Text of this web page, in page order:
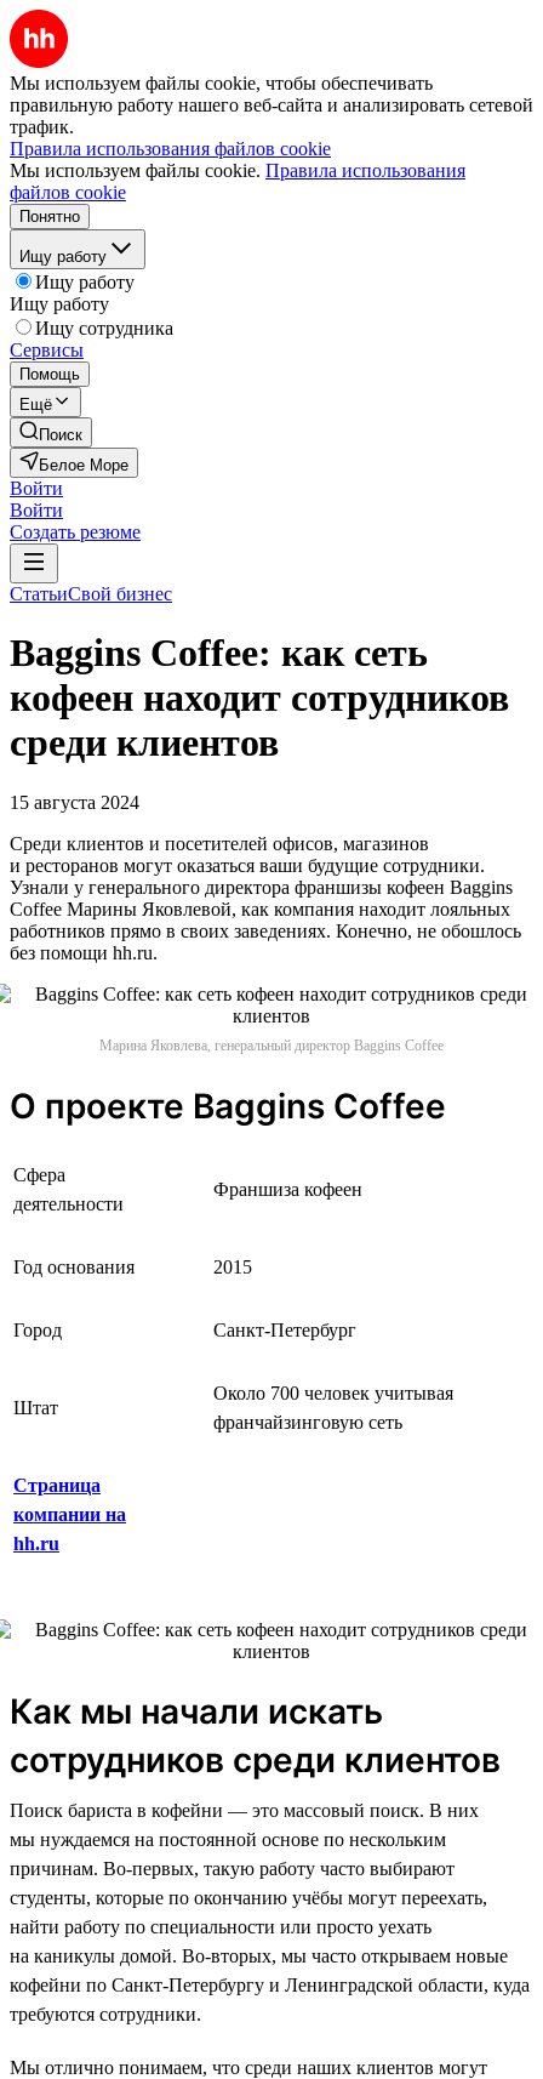
Мы используем файлы cookie, чтобы обеспечивать
правильную работу нашего веб-сайта и анализировать сетевой
трафик.
Правила использования файлов cookie
Мы используем файлы cookie. Правила использования
файлов cookie
Понятно
Ищу работу
Ищу работу
Ищу работу
Ищу сотрудника
Сервисы
Помощь
Ещё
Поиск
Белое Море
Войти
Войти
Создать резюме
СтатьиСвой бизнес
Baggins Coffee: как сеть
кофеен находит сотрудников
среди клиентов
15 августа 2024
Среди клиентов и посетителей офисов, магазинов
и ресторанов могут оказаться ваши будущие сотрудники.
Узнали у генерального директора франшизы кофеен Baggins
Coffee Марины Яковлевой, как компания находит лояльных
работников прямо в своих заведениях. Конечно, не обошлось
без помощи hh.ru.
Марина Яковлева, генеральный директор Baggins Coffee
О проекте Baggins Coffee
Сфера
деятельности
Франшиза кофеен
Год основания 2015
Город Санкт-Петербург
Штат
Около 700 человек учитывая
франчайзинговую сеть
Страница
компании на
hh.ru
Как мы начали искать
сотрудников среди клиентов
Поиск бариста в кофейни — это массовый поиск. В них
мы нуждаемся на постоянной основе по нескольким
причинам. Во-первых, такую работу часто выбирают
студенты, которые по окончанию учёбы могут переехать,
найти работу по специальности или просто уехать
на каникулы домой. Во-вторых, мы часто открываем новые
кофейни по Санкт-Петербургу и Ленинградской области, куда
требуются сотрудники.
Мы отлично понимаем, что среди наших клиентов могут